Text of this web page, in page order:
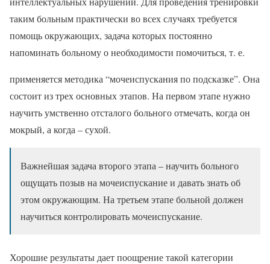
таким больным практически во всех случаях требуется
помощь окружающих, задача которых постоянно
напоминать больному о необходимости помочиться, т. е.
применяется методика “мочеиспускания по подсказке”. Она
состоит из трех основных этапов. На первом этапе нужно
научить умственно отсталого больного отмечать, когда он
мокрый, а когда – сухой.
Важнейшая задача второго этапа – научить больного
ощущать позыв на мочеиспускание и давать знать об
этом окружающим. На третьем этапе больной должен
научиться контролировать мочеиспускание.
Хорошие результаты дает поощрение такой категории